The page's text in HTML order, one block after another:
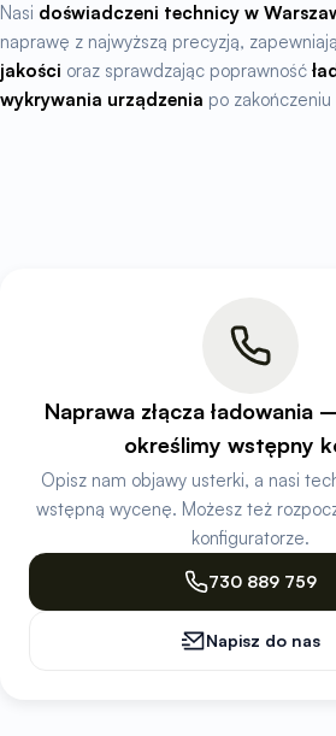
Nasi doświadczeni technicy w
naprawę z najwyższą precyzją,
jakości oraz sprawdzając poprawność
wykrywania urządzenia po zakończeniu
Naprawa złącza ładowania
określimy wstępny
Opisz nam objawy usterki, a nasi
wstępną wycenę. Możesz też
konfiguratorze.
730 889 759
Napisz do nas